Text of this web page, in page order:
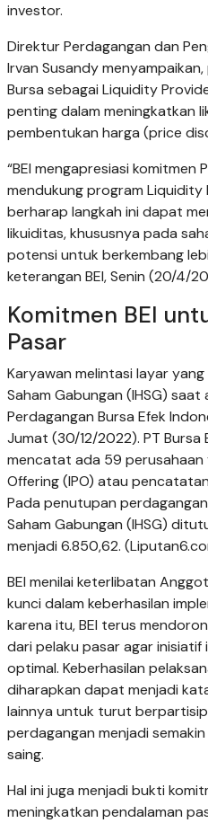
investor.
Direktur Perdagangan dan
Irvan Susandy
Bursa sebagai Liquidity
penting dalam meningkatkan
pembentukan harga (price
“BEI mengapresiasi komitmen
mendukung program Liquidity
berharap langkah ini dapat
likuiditas, khususnya pada
potensi untuk berkembang
keterangan BEI, Senin (20/4/
Komitmen BEI
Pasar
Karyawan melintasi layar
Saham Gabungan (IHSG)
Perdagangan Bursa Efek
Jumat (30/12/2022). PT Bursa
mencatat ada 59 perusahaan
Offering (IPO) atau
Pada penutupan
Saham Gabungan (IHSG)
menjadi 6.850,62.
BEI menilai keterlibatan
kunci dalam keberhasilan
karena itu, BEI terus
dari pelaku pasar agar
optimal. Keberhasilan
diharapkan dapat menjadi
lainnya untuk turut
perdagangan menjadi
saing.
Hal ini juga menjadi bukti
meningkatkan pendalaman